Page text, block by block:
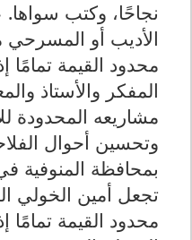
نجاحًا، وكتب
الأديب أو
محدود القيمة تمامًا
المفكر والأستاذ
مشاريعه المحدودة
وتحسين أحوال
بمحافظة المنوفية
تجعل أمين الخولي
محدود القيمة تمامًا